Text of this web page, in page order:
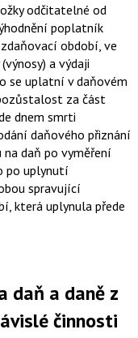
odčitatelné od
poplatník
období, ve
a výdaji
se uplatní v daňovém
za část
dnem smrti
daňového přiznání
daň po vyměření
po uplynutí
spravující
která uplynula přede
daň a daně z
činnosti